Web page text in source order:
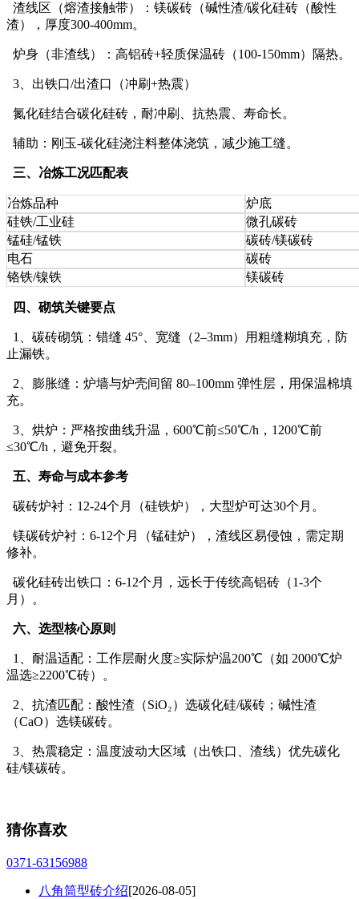
渣线区（熔渣接触带）：镁碳砖（碱性渣/碳化硅砖（酸性
渣），厚度300-400mm。
炉身（非渣线）：高铝砖+轻质保温砖（100-150mm）隔热。
3、出铁口/出渣口（冲刷+热震）
氮化硅结合碳化硅砖，耐冲刷、抗热震、寿命长。
辅助：刚玉-碳化硅浇注料整体浇筑，减少施工缝。
三、冶炼工况匹配表
冶炼品种
炉底
硅铁/工业硅
微孔碳砖
锰硅/锰铁
碳砖/镁碳砖
电石
碳砖
铬铁/镍铁
镁碳砖
四、砌筑关键要点
1、碳砖砌筑：错缝 45°、宽缝（2–3mm）用粗缝糊填充，防
止漏铁。
2、膨胀缝：炉墙与炉壳间留 80–100mm 弹性层，用保温棉填
充。
3、烘炉：严格按曲线升温，600℃前≤50℃/h，1200℃前
≤30℃/h，避免开裂。
五、寿命与成本参考
碳砖炉衬：12-24个月（硅铁炉），大型炉可达30个月。
镁碳砖炉衬：6-12个月（锰硅炉），渣线区易侵蚀，需定期
修补。
碳化硅砖出铁口：6-12个月，远长于传统高铝砖（1-3个
月）。
六、选型核心原则
1、耐温适配：工作层耐火度≥实际炉温200℃（如 2000℃炉
温选≥2200℃砖）。
2、抗渣匹配：酸性渣（SiO₂）选碳化硅/碳砖；碱性渣
（CaO）选镁碳砖。
3、热震稳定：温度波动大区域（出铁口、渣线）优先碳化
硅/镁碳砖。
猜你喜欢
0371-63156988
八角筒型砖介绍[2026-08-05]